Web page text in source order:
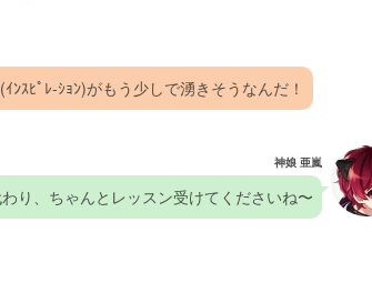
ｽﾋﾟﾚ-ｼｮﾝ)がもう少しで湧きそうなんだ！
神娘 亜嵐
り、ちゃんとレッスン受けてくださいね〜